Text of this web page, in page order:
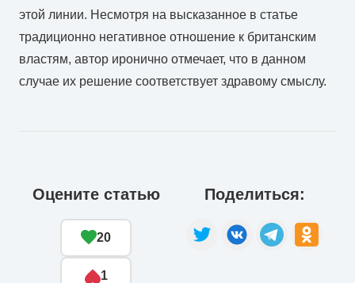
этой линии. Несмотря на высказанное в статье
традиционно негативное отношение к британским
властям, автор иронично отмечает, что в данном
случае их решение соответствует здравому смыслу.
Оцените статью
20
1
Поделиться: